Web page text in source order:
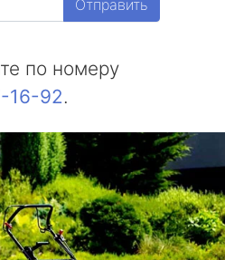
Отправить
по номеру
16-92.